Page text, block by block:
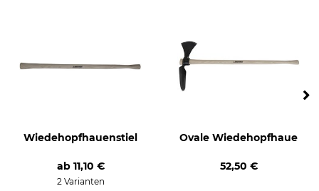
Wiedehopfhauenstiel
ab 11,10 €
2 Varianten
Ovale Wiedehopfhaue
52,50 €